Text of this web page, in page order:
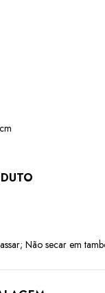
Não secar em